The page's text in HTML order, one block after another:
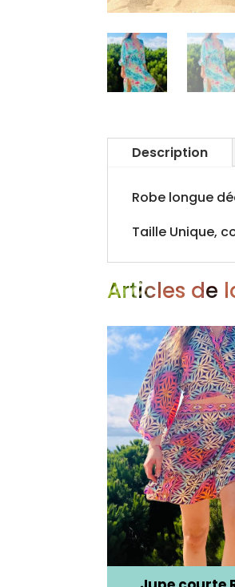
Description
Robe longue
Taille Unique,
Articles de